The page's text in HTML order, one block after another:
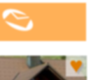
♥